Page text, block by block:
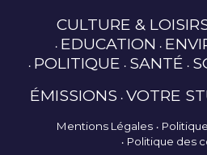
CULTURE &
EDUCATION
POLITIQUE SANTÉ
ÉMISSIONS VOTRE
Mentions Légales
Politique des